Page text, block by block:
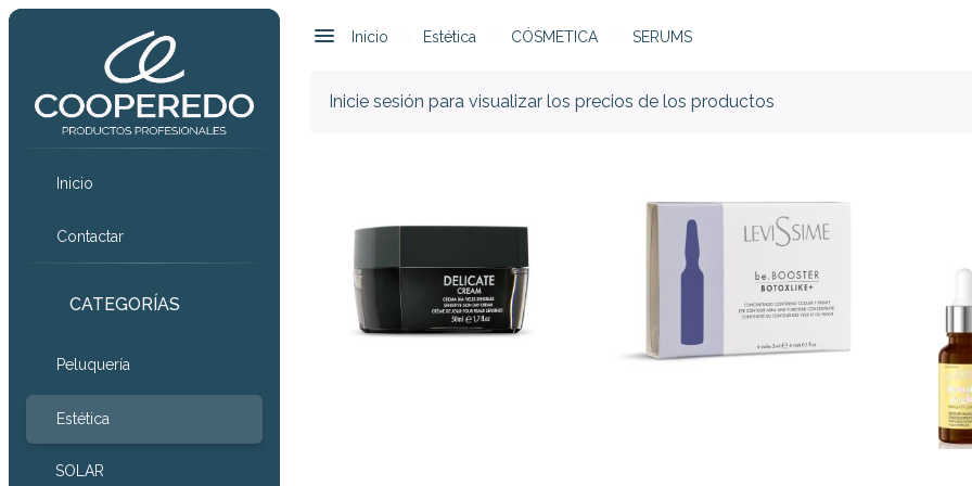
Inicio
Contactar
CATEGORÍAS
Peluquería
Estética
SOLAR
Inicio Estética CÓSMETICA SERUMS
Inicie sesión para visualizar los precios de los productos